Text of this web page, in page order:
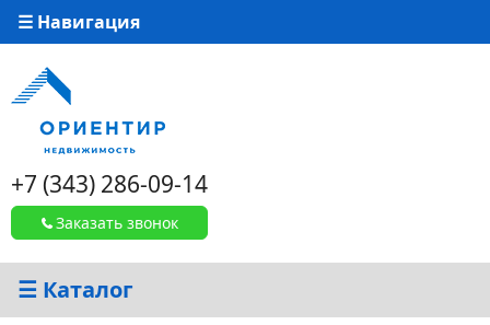
☰ Навигация
+7 (343) 286-09-14
Заказать звонок
☰ Каталог